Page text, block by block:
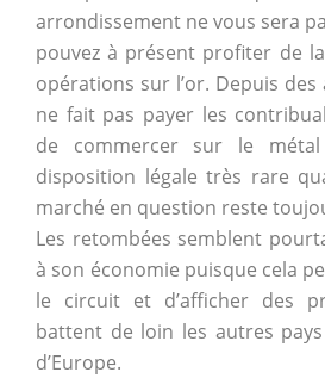
arrondissement ne vous sera
pouvez à présent profiter de
opérations sur l’or. Depuis des
ne fait pas payer les
de commercer sur le métal
disposition légale très rare
marché en question reste
Les retombées semblent
à son économie puisque cela
le circuit et d’afficher des
battent de loin les autres
d’Europe.